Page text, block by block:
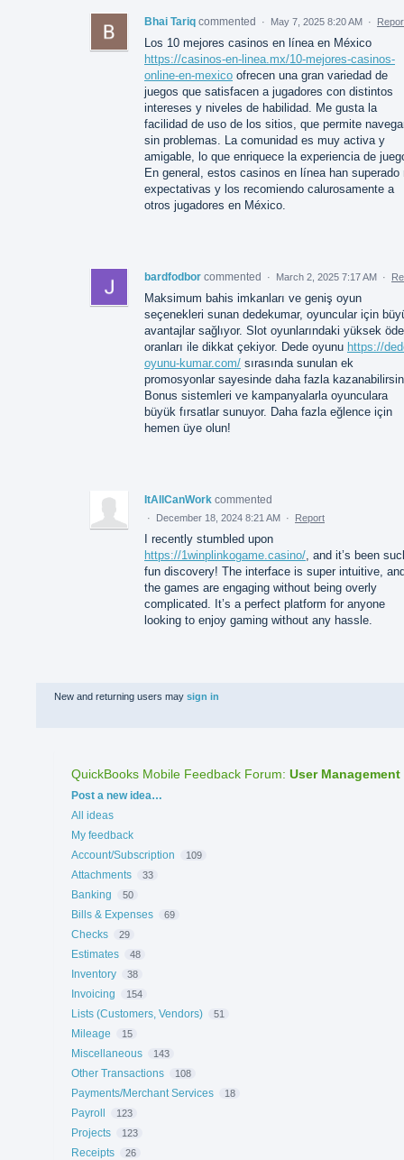
Bhai Tariq commented · May 7, 2025 8:20 AM ·
Los 10 mejores casinos en línea en México
https://casinos-en-linea.mx/10-mejores-casinos-
online-en-mexico ofrecen una gran variedad de
juegos que satisfacen a jugadores con distintos
intereses y niveles de habilidad. Me gusta la
facilidad de uso de los sitios, que permite
sin problemas. La comunidad es muy activa y
amigable, lo que enriquece la experiencia de
En general, estos casinos en línea han superado
expectativas y los recomiendo calurosamente a
otros jugadores en México.
bardfodbor commented · March 2, 2025 7:17 AM ·
Maksimum bahis imkanları ve geniş oyun
seçenekleri sunan dedekumar, oyuncular için
avantajlar sağlıyor. Slot oyunlarındaki yüksek
oranları ile dikkat çekiyor. Dede oyunu https://
oyunu-kumar.com/ sırasında sunulan ek
promosyonlar sayesinde daha fazla
Bonus sistemleri ve kampanyalarla oyunculara
büyük fırsatlar sunuyor. Daha fazla eğlence için
hemen üye olun!
ItAllCanWork commented
· December 18, 2024 8:21 AM · Report
I recently stumbled upon
https://1winplinkogame.casino/ , and it’s been
fun discovery! The interface is super intuitive,
the games are engaging without being overly
complicated. It’s a perfect platform for anyone
looking to enjoy gaming without any hassle.
New and returning users may sign in
QuickBooks Mobile Feedback Forum: User Management
Categories
Post a new idea…
All ideas
My feedback
Account/Subscription
109
Attachments 33
Banking 50
Bills & Expenses 69
Checks 29
Estimates 48
Inventory 38
Invoicing 154
Lists (Customers, Vendors) 51
Mileage 15
Miscellaneous 143
Other Transactions 108
Payments/Merchant Services 18
Payroll 123
Projects 123
Receipts 26